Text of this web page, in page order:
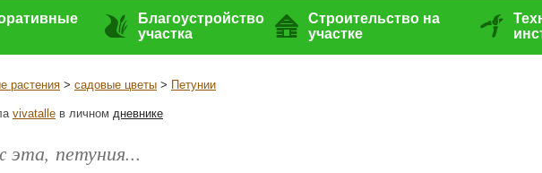
Благоустройство
участка
Строительство на
участке
растения > садовые цветы > Петунии
vivatalle в личном дневнике
петуния...